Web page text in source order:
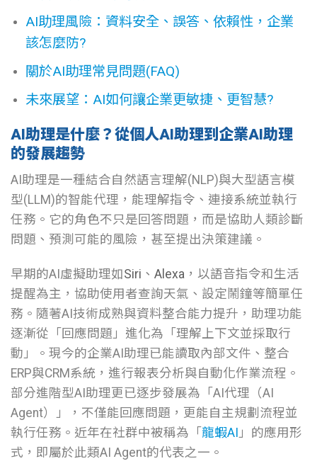
AI助理風險：資料安全、誤答、依賴性，企業
該怎麼防?
關於AI助理常見問題(FAQ)
未來展望：AI如何讓企業更敏捷、更智慧?
AI助理是什麼？從個人AI助理到企業AI助理
的發展趨勢
AI助理是一種結合自然語言理解(NLP)與大型語言模
型(LLM)的智能代理，能理解指令、連接系統並執行
任務。它的角色不只是回答問題，而是協助人類診斷
問題、預測可能的風險，甚至提出決策建議。
早期的AI虛擬助理如Siri 、 Alexa ，以語音指令和生活
提醒為主，協助使用者查詢天氣、設定鬧鐘等簡單任
務。隨著AI技術成熟與資料整合能力提升，助理功能
逐漸從「回應問題」進化為「理解上下文並採取行
動」。現今的企業AI助理已能讀取內部文件、整合
ERP與CRM系統，進行報表分析與自動化作業流程。
部分進階型AI助理更已逐步發展為「AI代理（AI
Agent）」，不僅能回應問題，更能自主規劃流程並
執行任務。近年在社群中被稱為「 龍蝦AI 」的應用形
式，即屬於此類AI Agent的代表之一。